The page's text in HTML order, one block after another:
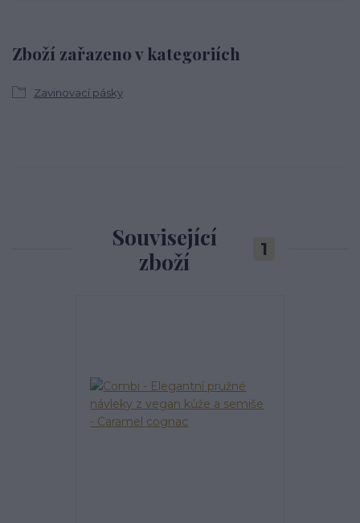
Zboží zařazeno v kategoriích
Zavinovací pásky
Související
zboží
1